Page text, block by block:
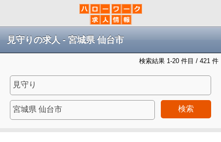
見守りの求人 - 宮城県 仙台市
検索結果 1-20 件目 / 421 件
検索